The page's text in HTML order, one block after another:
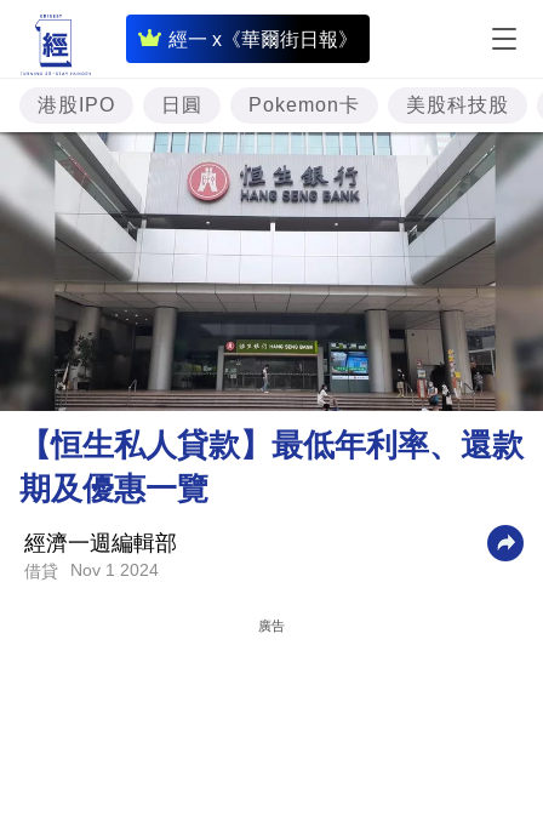
經一 x《華爾街日報》
即
時
財
經
題
投
資
樓
理
財
業
科
港股IPO 日圓 Pokemon卡 美股科技股
【恒生私人貸款】最低年利率、還款
期及優惠一覽
經濟一週編輯部
借貸 Nov 1 2024
廣告